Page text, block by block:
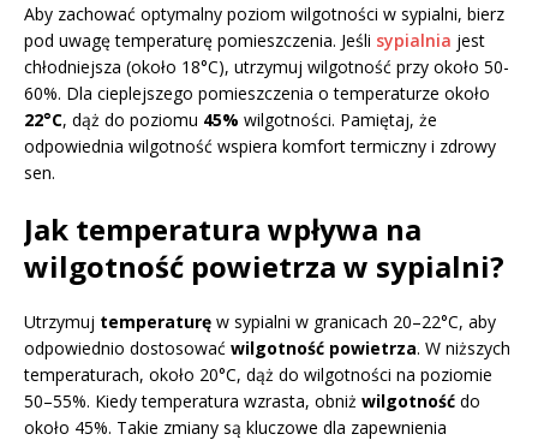
Aby zachować optymalny poziom wilgotności w sypialni, bierz
pod uwagę temperaturę pomieszczenia. Jeśli sypialnia jest
chłodniejsza (około 18°C), utrzymuj wilgotność przy około 50-
60%. Dla cieplejszego pomieszczenia o temperaturze około
22°C, dąż do poziomu 45% wilgotności. Pamiętaj, że
odpowiednia wilgotność wspiera komfort termiczny i zdrowy
sen.
Jak temperatura wpływa na
wilgotność powietrza w sypialni?
Utrzymuj temperaturę w sypialni w granicach 20–22°C, aby
odpowiednio dostosować wilgotność powietrza. W niższych
temperaturach, około 20°C, dąż do wilgotności na poziomie
50–55%. Kiedy temperatura wzrasta, obniż wilgotność do
około 45%. Takie zmiany są kluczowe dla zapewnienia